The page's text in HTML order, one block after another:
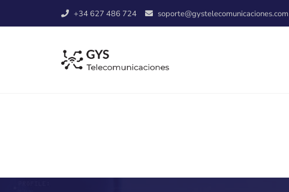
+34 627 486 724 soporte@gystelecomunicaciones.com